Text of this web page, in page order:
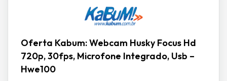
Oferta Kabum: Webcam Husky Focus Hd
720p, 30fps, Microfone Integrado, Usb –
Hwe100